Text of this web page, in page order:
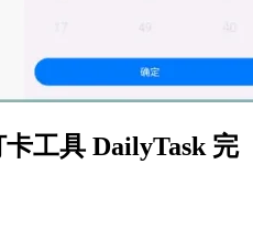
工具 DailyTask 完